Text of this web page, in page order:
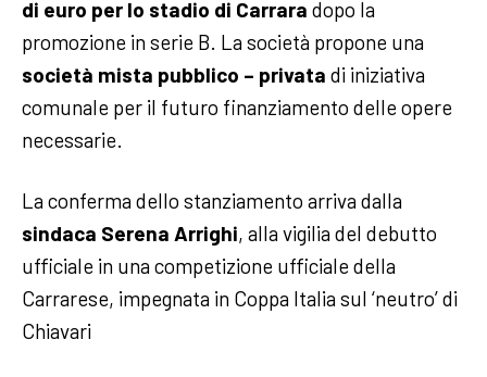
di euro per lo stadio di Carrara dopo la
promozione in serie B. La società propone una
società mista pubblico – privata di iniziativa
comunale per il futuro finanziamento delle opere
necessarie.
La conferma dello stanziamento arriva dalla
sindaca Serena Arrighi, alla vigilia del debutto
ufficiale in una competizione ufficiale della
Carrarese, impegnata in Coppa Italia sul ‘neutro’ di
Chiavari